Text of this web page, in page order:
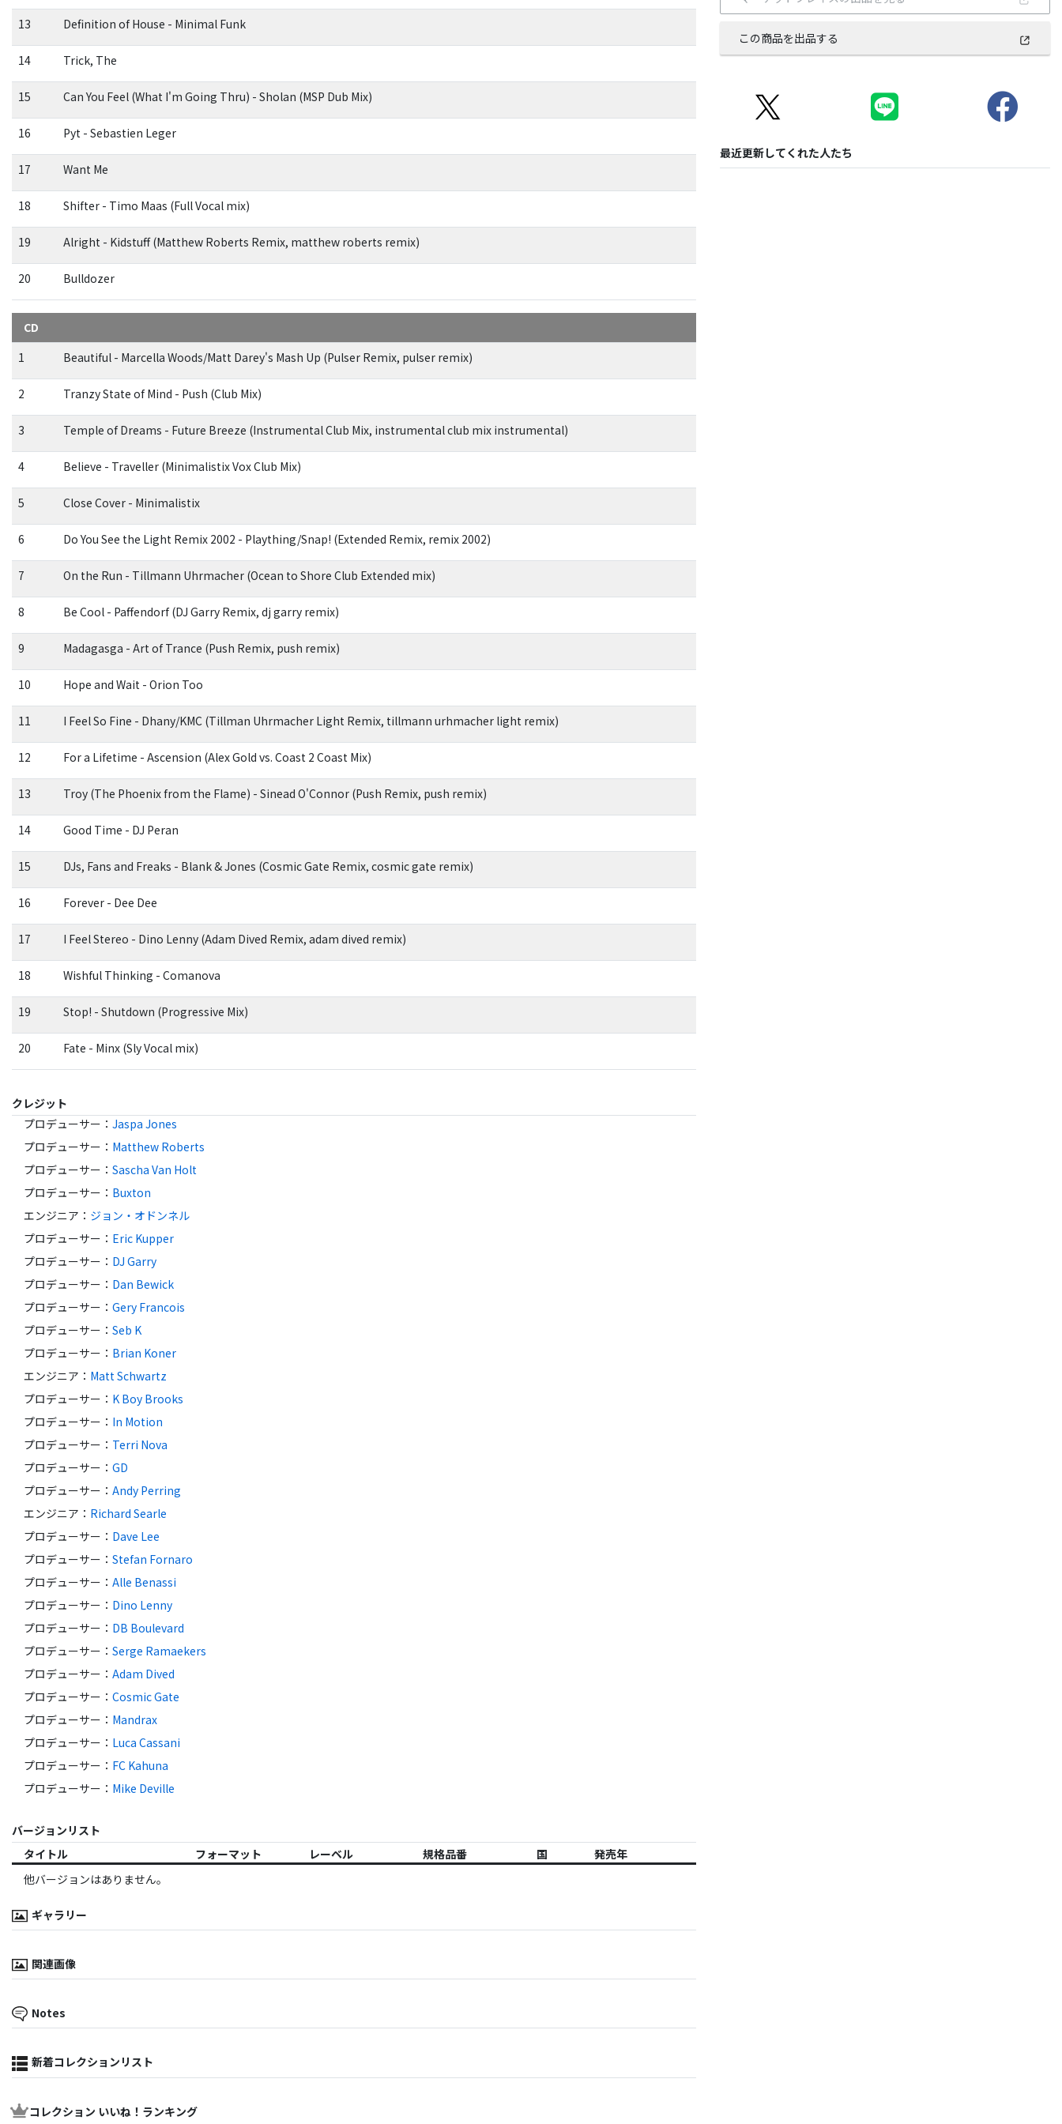
13 Definition of House - Minimal Funk
14 Trick, The
15 Can You Feel (What I'm Going Thru) - Sholan (MSP Dub Mix)
16 Pyt - Sebastien Leger
17 Want Me
18 Shifter - Timo Maas (Full Vocal mix)
19 Alright - Kidstuff (Matthew Roberts Remix, matthew roberts remix)
20 Bulldozer
CD
1
Beautiful - Marcella Woods/Matt Darey's Mash Up (Pulser Remix, pulser remix)
2 Tranzy State of Mind - Push (Club Mix)
3 Temple of Dreams - Future Breeze (Instrumental Club Mix, instrumental club mix instrumental)
4 Believe - Traveller (Minimalistix Vox Club Mix)
5 Close Cover - Minimalistix
6 Do You See the Light Remix 2002 - Plaything/Snap! (Extended Remix, remix 2002)
7 On the Run - Tillmann Uhrmacher (Ocean to Shore Club Extended mix)
8 Be Cool - Paffendorf (DJ Garry Remix, dj garry remix)
9 Madagasga - Art of Trance (Push Remix, push remix)
10 Hope and Wait - Orion Too
11 I Feel So Fine - Dhany/KMC (Tillman Uhrmacher Light Remix, tillmann urhmacher light remix)
12 For a Lifetime - Ascension (Alex Gold vs. Coast 2 Coast Mix)
13 Troy (The Phoenix from the Flame) - Sinead O'Connor (Push Remix, push remix)
14 Good Time - DJ Peran
15 DJs, Fans and Freaks - Blank & Jones (Cosmic Gate Remix, cosmic gate remix)
16 Forever - Dee Dee
17 I Feel Stereo - Dino Lenny (Adam Dived Remix, adam dived remix)
18 Wishful Thinking - Comanova
19 Stop! - Shutdown (Progressive Mix)
20 Fate - Minx (Sly Vocal mix)
クレジット
プロデューサー ： Jaspa Jones
プロデューサー ： Matthew Roberts
プロデューサー ： Sascha Van Holt
プロデューサー ： Buxton
エンジニア ： ジョン・オドンネル
プロデューサー ： Eric Kupper
プロデューサー ： DJ Garry
プロデューサー ： Dan Bewick
プロデューサー ： Gery Francois
プロデューサー ： Seb K
プロデューサー ： Brian Koner
エンジニア ： Matt Schwartz
プロデューサー ： K Boy Brooks
プロデューサー ： In Motion
プロデューサー ： Terri Nova
プロデューサー ： GD
プロデューサー ： Andy Perring
エンジニア ： Richard Searle
プロデューサー ： Dave Lee
プロデューサー ： Stefan Fornaro
プロデューサー ： Alle Benassi
プロデューサー ： Dino Lenny
プロデューサー ： DB Boulevard
プロデューサー ： Serge Ramaekers
プロデューサー ： Adam Dived
プロデューサー ： Cosmic Gate
プロデューサー ： Mandrax
プロデューサー ： Luca Cassani
プロデューサー ： FC Kahuna
プロデューサー ： Mike Deville
バージョンリスト
タイトル
フォーマット レーベル 規格品番 国
発売年
他バージョンはありません。
ギャラリー
関連画像
Notes
新着コレクションリスト
コレクション いいね！ランキング
この商品を出品する
最近更新してくれた人たち